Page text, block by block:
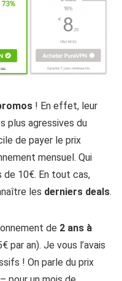
! En effet, leur
plus agressives du
de payer le prix
mensuel. Qui
de 10€. En tout cas,
les derniers deals.
de 2 ans à
par an). Je vous l’avais
! On parle du prix